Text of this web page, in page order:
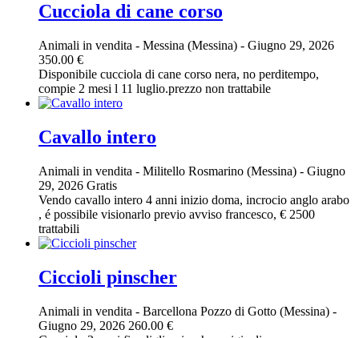
Cucciola di cane corso
Animali in vendita - Messina (Messina) - Giugno 29, 2026
350.00 €
Disponibile cucciola di cane corso nera, no perditempo,
compie 2 mesi l 11 luglio.prezzo non trattabile
Cavallo intero
Animali in vendita - Militello Rosmarino (Messina) - Giugno
29, 2026 Gratis
Vendo cavallo intero 4 anni inizio doma, incrocio anglo arabo
, é possibile visionarlo previo avviso francesco, € 2500
trattabili
Ciccioli pinscher
Animali in vendita - Barcellona Pozzo di Gotto (Messina) -
Giugno 29, 2026 260.00 €